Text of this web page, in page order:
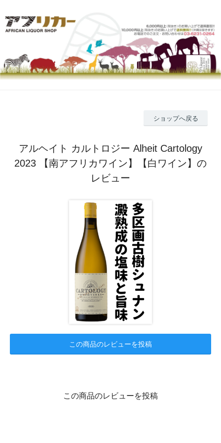
ショップへ戻る
アルヘイト カルトロジー Alheit Cartology
2023 【南アフリカワイン】【白ワイン】の
レビュー
この商品のレビューを投稿
この商品のレビューを投稿